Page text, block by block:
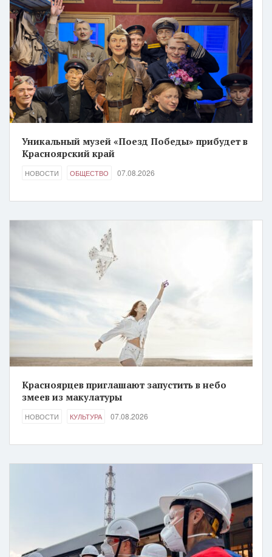
Уникальный музей «Поезд Победы» прибудет в
Красноярский край
НОВОСТИ ОБЩЕСТВО 07.08.2026
Красноярцев приглашают запустить в небо
змеев из макулатуры
НОВОСТИ КУЛЬТУРА 07.08.2026